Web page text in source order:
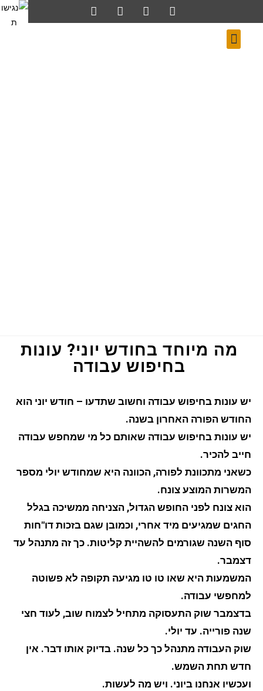
מה מיוחד בחודש יוני? עונות
בחיפוש עבודה
יש עונות בחיפוש עבודה וחשוב שתדעו – חודש יוני הוא
החודש הפורה האחרון בשנה.
יש עונות בחיפוש עבודה שאותם כל מי שמחפש עבודה
חייב להכיר.
כשאני מתכוונת לפורה, הכוונה היא שמחודש יולי מספר
המשרות המוצע צונח.
הוא צונח לפני החופש הגדול, הצניחה ממשיכה בגלל
החגים שמגיעים מיד אחרי, וכמובן שגם בזכות דו"חות
סוף השנה שגורמים להשהיית קליטות. כך זה מתנהל עד
דצמבר.
המשמעות היא שאו טו טו מגיעה תקופה לא פשוטה
למחפשי עבודה.
בדצמבר שוק התעסוקה מתחיל לצמוח שוב, לעוד חצי
שנה פורייה. עד יולי.
שוק העבודה מתנהל כך כל שנה. בדיוק אותו דבר. אין
חדש תחת השמש.
ועכשיו אנחנו ביוני. ויש מה לעשות.